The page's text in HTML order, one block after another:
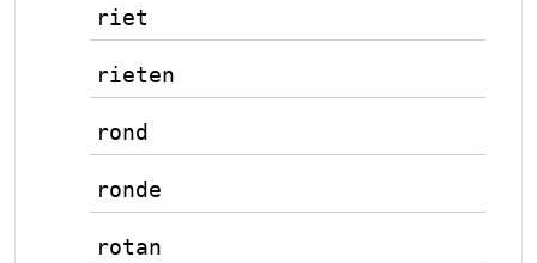
riet
rieten
rond
ronde
rotan